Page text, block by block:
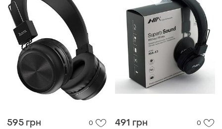
595 грн 0 491 грн 0